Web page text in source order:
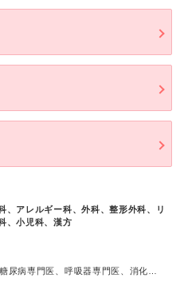
、アレルギー科、外科、整形外科、リ
、小児科、漢方
尿病専門医、呼吸器専門医、消化…